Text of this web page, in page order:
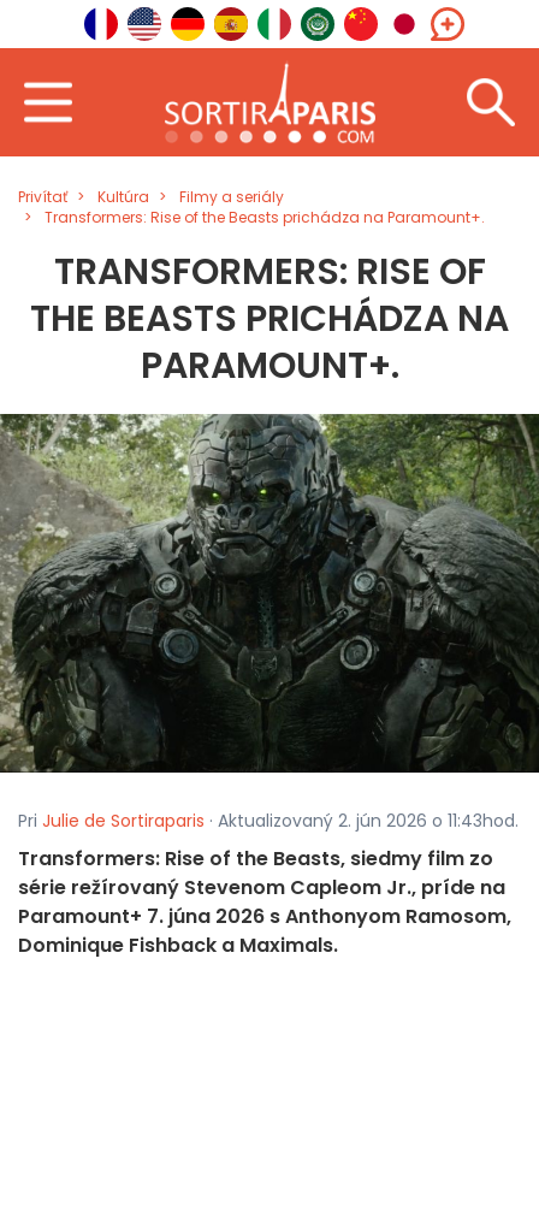
Privítať Kultúra
Filmy a seriály
Transformers: Rise of the Beasts prichádza na Paramount+.
TRANSFORMERS: RISE OF
THE BEASTS PRICHÁDZA NA
PARAMOUNT+.
Pri Julie de Sortiraparis · Aktualizovaný 2. jún 2026 o 11:43hod.
Transformers: Rise of the Beasts, siedmy film zo
série režírovaný Stevenom Capleom Jr., príde na
Paramount+ 7. júna 2026 s Anthonyom Ramosom,
Dominique Fishback a Maximals.